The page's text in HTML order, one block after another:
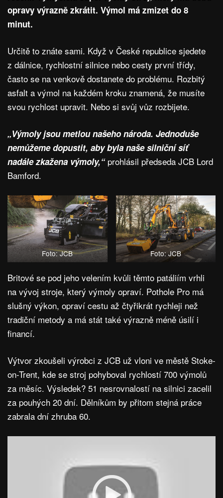
opravy výrazně zkrátit. Výmol má zmizet do 8
minut.
Určitě to znáte sami. Když v České republice sjedete
z dálnice, rychlostní silnice nebo cesty první třídy,
často se na venkově dostanete do problému. Rozbitý
asfalt a výmol na každém kroku znamená, že musíte
svou rychlost upravit. Nebo si svůj vůz rozbijete.
„Výmoly jsou metlou našeho národa. Jednoduše
nemůžeme dopustit, aby byla naše silniční síť
nadále zkažena výmoly,“ prohlásil předseda JCB Lord
Bamford.
Foto: JCB Foto: JCB
Britové se pod jeho velením kvůli těmto patáliím vrhli
na vývoj stroje, který výmoly opraví. Pothole Pro má
slušný výkon, opraví cestu až čtyřikrát rychleji než
tradiční metody a má stát také výrazně méně úsilí i
financí.
Výtvor zkoušeli výrobci z JCB už vloni ve městě Stoke-
on-Trent, kde se stroj pohyboval rychlostí 700 výmolů
za měsíc. Výsledek? 51 nesrovnalostí na silnici zacelil
za pouhých 20 dní. Dělníkům by přitom stejná práce
zabrala dní zhruba 60.